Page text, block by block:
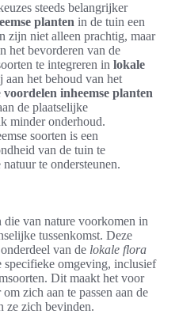
steeds belangrijker
planten in de tuin een
zijn niet alleen prachtig, maar
het bevorderen van de
te integreren in lokale
aan het behoud van het
voordelen inheemse planten
de plaatselijke
minder onderhoud.
soorten is een
van de tuin te
te ondersteunen.
die van nature voorkomen in
tussenkomst. Deze
van de lokale flora
specifieke omgeving, inclusief
Dit maakt het voor
zich aan te passen aan de
ze zich bevinden.